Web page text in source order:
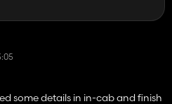
some details in in-cab and finish